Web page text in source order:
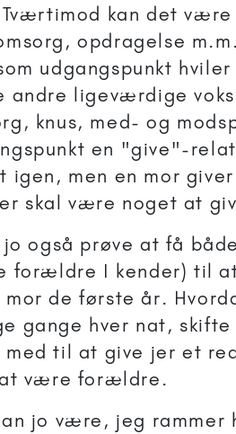
Tværtimod kan det
opdragelse
udgangspunkt
andre ligeværdige
knus, med- og
en "give"-
igen, men en mor
skal være noget at
jo også prøve at få
forældre I kender) til
de første år.
gange hver nat,
til at give jer et
være forældre.
jo være, jeg